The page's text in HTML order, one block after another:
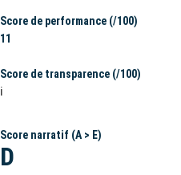
Score de performance (/100)
11
Score de transparence (/100)
ℹ️
Score narratif (A > E)
D